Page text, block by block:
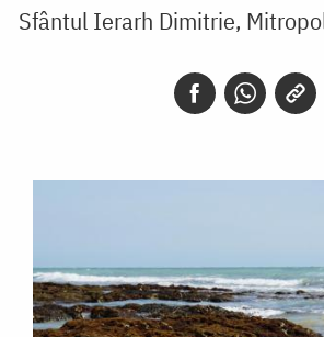
Sfântul Ierarh Dimitrie,